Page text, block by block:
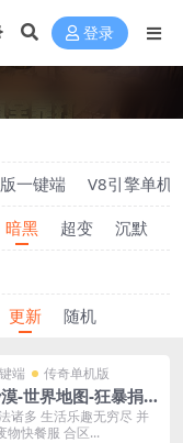
登录
一键端
V8引擎单机
暗黑 超变 沉默
更新 随机
端 传奇单机版
-世界地图-狂暴捐献
一键端
诸多 生活乐趣无穷尽 并
物快餐服 合区...